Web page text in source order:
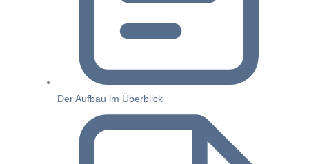
Der Aufbau im Überblick